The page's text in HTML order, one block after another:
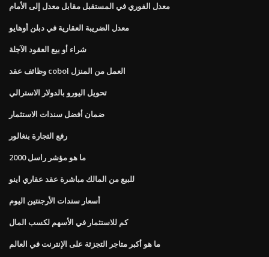
معدل الفوري في المستقبل مقابل معدل إلى الأمام
معدل الضريبة العقارية في دبلن أوهايو
شراء أو بيع العقود الآجلة
وظائف عقد cobol العمل من المنزل
تحويل اليورو بالدولار الاسترالي
ضمان أفضل سندات الاستثمار
رفع التجارة بنغالور
ما هو مؤشر راسل 2000
للبيع من المالك مباشرة عقد عقاري اينو
أسعار سندات الأرجنتين اليوم
كم للاستثمار في الأسهم لكسب المال
ما هو أكبر متاجر التجزئة على الإنترنت في العالم